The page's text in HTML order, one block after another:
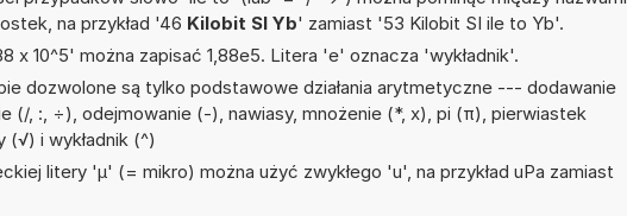
na przykład '46 Kilobit SI Yb' zamiast '53 Kilobit SI ile to Yb'.
x 10^5' można zapisać 1,88e5. Litera 'e' oznacza 'wykładnik'.
dozwolone są tylko podstawowe działania arytmetyczne --- dodawanie
(/, :, ÷), odejmowanie (-), nawiasy, mnożenie (*, x), pi (π), pierwiastek
(√) i wykładnik (^)
litery 'µ' (= mikro) można użyć zwykłego 'u', na przykład uPa zamiast